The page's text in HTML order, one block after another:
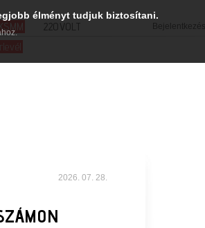
Bejelentkezés
220VOLT
2026. 07. 28.
élményt tudjuk biztosítani.